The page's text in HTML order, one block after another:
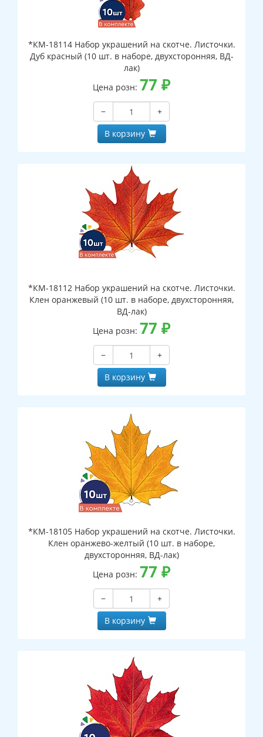
*КМ-18114 Набор украшений на скотче. Листочки.
Дуб красный (10 шт. в наборе, двухсторонняя, ВД-
лак)
Цена розн: 77 ₽
−
+
В корзину
*КМ-18112 Набор украшений на скотче. Листочки.
Клен оранжевый (10 шт. в наборе, двухсторонняя,
ВД-лак)
Цена розн: 77 ₽
−
+
В корзину
*КМ-18105 Набор украшений на скотче. Листочки.
Клен оранжево-желтый (10 шт. в наборе,
двухсторонняя, ВД-лак)
Цена розн: 77 ₽
−
+
В корзину